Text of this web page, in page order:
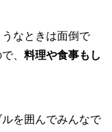
なときは面倒で
、 料理や食事もし
を囲んでみんなで